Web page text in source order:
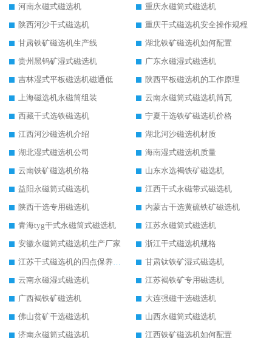
河南永磁式磁选机
重庆永磁筒式磁选机
陕西河沙干式磁选机
重庆干式磁选机安全操作规程
甘肃铁矿磁选机生产线
湖北铁矿磁选机如何配置
贵州黑钨矿湿式磁选机
广东永磁湿式磁选机
吉林湿式平板磁选机磁通低
陕西平板磁选机的工作原理
上海磁选机永磁筒组装
云南永磁筒式磁选机筒瓦
西藏干式选铁磁选机
宁夏干选铁矿磁选机价格
江西河沙磁选机介绍
湖北河沙磁选机材质
湖北湿式磁选机公司
海南湿式磁选机质量
云南铁矿磁选机价格
山东水选褐铁矿磁选机
益阳永磁筒式磁选机
江西干式永磁带式磁选机
陕西干选专用磁选机
内蒙古干选黄硫铁矿磁选机
青海tyg干式永磁筒式磁选机
江苏永磁筒式磁选机
安徽永磁筒式磁选机生产厂家
浙江干式磁选机规格
江苏干式磁选机的四点保养秘籍
甘肃钛铁矿湿式磁选机
云南永磁湿式磁选机
江苏褐铁矿专用磁选机
广西褐铁矿磁选机
大连强磁干选磁选机
佛山贫矿干选磁选机
山西永磁筒式磁选机
济南永磁筒式磁选机
江西铁矿磁选机如何配置